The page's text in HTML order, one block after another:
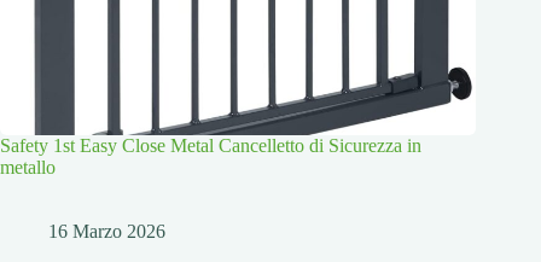
Safety 1st Easy Close Metal Cancelletto di Sicurezza in
metallo
16 Marzo 2026